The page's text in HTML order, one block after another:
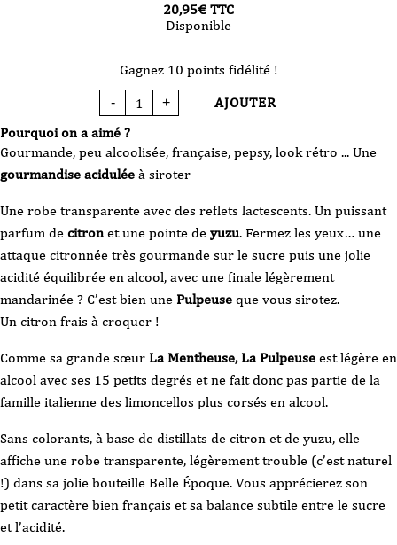
Pourquoi on a aimé ?
Gourmande, peu alcoolisée, française, pepsy, look rétro ... Une
gourmandise acidulée à siroter
Une robe transparente avec des reflets lactescents. Un puissant
parfum de citron et une pointe de yuzu. Fermez les yeux… une
attaque citronnée très gourmande sur le sucre puis une jolie
acidité équilibrée en alcool, avec une finale légèrement
mandarinée ? C’est bien une Pulpeuse que vous sirotez.
Un citron frais à croquer !
Comme sa grande sœur La Mentheuse, La Pulpeuse est légère en
alcool avec ses 15 petits degrés et ne fait donc pas partie de la
famille italienne des limoncellos plus corsés en alcool.
Sans colorants, à base de distillats de citron et de yuzu, elle
affiche une robe transparente, légèrement trouble (c’est naturel
!) dans sa jolie bouteille Belle Époque. Vous apprécierez son
petit caractère bien français et sa balance subtile entre le sucre
et l’acidité.
20,95€ TTC
Disponible
Gagnez 10 points fidélité !
-
quantité
de
de
citron
-
La
Pulpeuse
cl
+ AJOUTER